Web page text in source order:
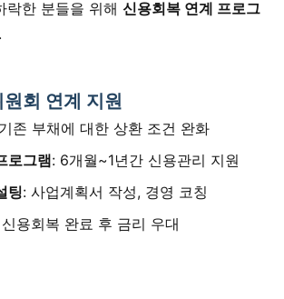
락한 분들을 위해 신용회복 연계 프로그
회 연계 지원
존 부채에 대한 상환 조건 완화
로그램: 6개월~1년간 신용관리 지원
팅: 사업계획서 작성, 경영 코칭
용회복 완료 후 금리 우대